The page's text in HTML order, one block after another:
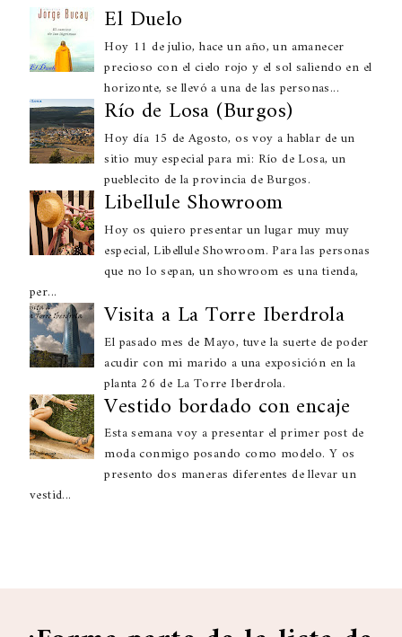
El Duelo
Hoy 11 de julio, hace un año, un amanecer
precioso con el cielo rojo y el sol saliendo en el
horizonte, se llevó a una de las personas...
Río de Losa (Burgos)
Hoy día 15 de Agosto, os voy a hablar de un
sitio muy especial para mi: Río de Losa, un
pueblecito de la provincia de Burgos.
Libellule Showroom
Hoy os quiero presentar un lugar muy muy
especial, Libellule Showroom. Para las personas
que no lo sepan, un showroom es una tienda,
per...
Visita a La Torre Iberdrola
El pasado mes de Mayo, tuve la suerte de poder
acudir con mi marido a una exposición en la
planta 26 de La Torre Iberdrola.
Vestido bordado con encaje
Esta semana voy a presentar el primer post de
moda conmigo posando como modelo. Y os
presento dos maneras diferentes de llevar un
vestid...